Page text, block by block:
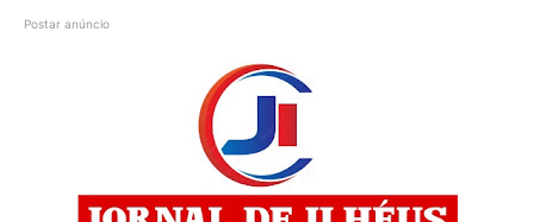
Postar anúncio